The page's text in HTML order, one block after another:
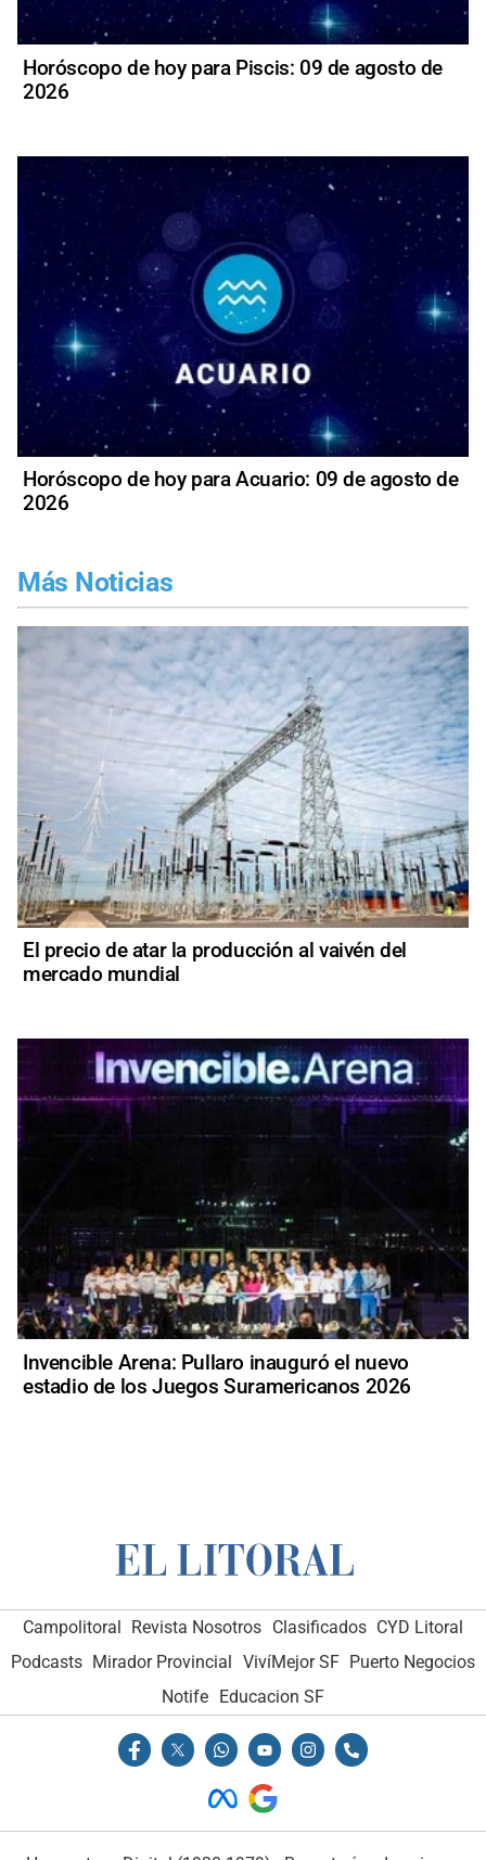
Horóscopo de hoy para Piscis: 09 de agosto de
2026
Horóscopo de hoy para Acuario: 09 de agosto de
2026
Más Noticias
El precio de atar la producción al vaivén del
mercado mundial
Invencible Arena: Pullaro inauguró el nuevo
estadio de los Juegos Suramericanos 2026
Campolitoral Revista Nosotros Clasificados CYD Litoral
Podcasts Mirador Provincial VivíMejor SF Puerto Negocios
Notife
Educacion SF